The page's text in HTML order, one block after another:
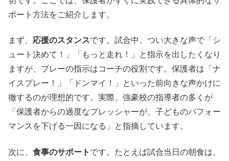
ポート方法をご紹介します。
まず、 応援のスタンスです。試合中、つい大きな声で「シ
ュート決めて！」「もっと走れ！」と指示を出したくなり
ますが、プレーの指示はコーチの役割です。保護者は「ナ
イスプレー！」「ドンマイ！」といった前向きな声かけに
徹するのが理想的です。実際、強豪校の指導者の多くが
「保護者からの過度なプレッシャーが、子どものパフォー
マンスを下げる一因になる」と指摘しています。
次に、 食事のサポート です。たとえば試合当日の朝食は、